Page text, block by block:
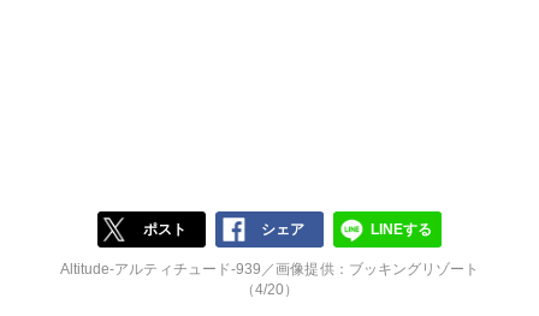
ポスト シェア LINEする
Altitude-アルティチュード-939／画像提供：ブッキングリゾート
（4/20）